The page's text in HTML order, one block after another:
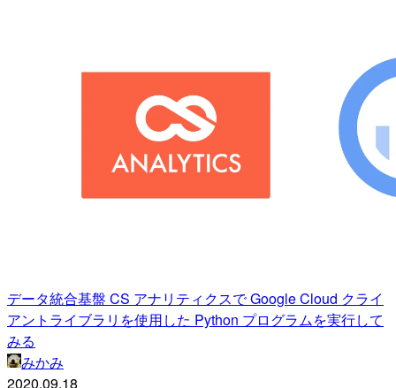
データ統合基盤 CS アナリティクスで Google Cloud クライ
アントライブラリを使用した Python プログラムを実行して
みる
みかみ
2020.09.18